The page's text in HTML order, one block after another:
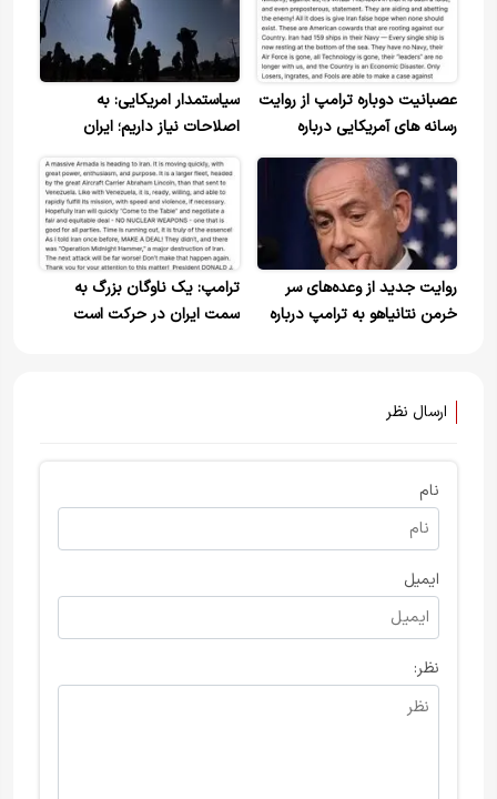
عصبانیت دوباره ترامپ از روایت
رسانه های آمریکایی درباره
شکست هایش: این فقط به
ایران امید می‌دهد در حالی که
نباید هیچ امیدی وجود داشته
باشد
سیاستمدار امریکایی: به
اصلاحات نیاز داریم؛ ایران
روایت جدید از وعده‌های سر
خرمن نتانیاهو به ترامپ درباره
ترامپ: یک ناوگان بزرگ به
سمت ایران در حرکت است
ارسال نظر
نام
ایمیل
نظر: